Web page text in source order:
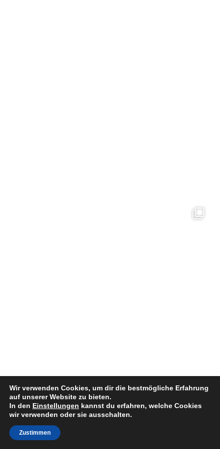
Wir verwenden Cookies, um dir die bestmögliche Erfahrung
auf unserer Website zu bieten.
In den Einstellungen kannst du erfahren, welche Cookies
wir verwenden oder sie ausschalten.
Zustimmen